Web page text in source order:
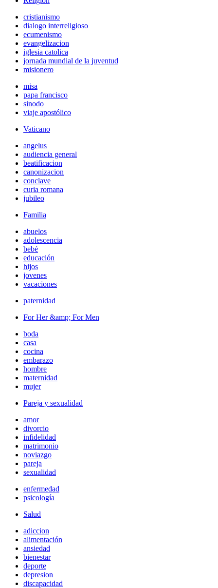
cristianismo
dialogo interreligioso
ecumenismo
evangelizacion
iglesia catolica
jornada mundial de la juventud
misionero
misa
papa francisco
sinodo
viaje apostólico
Vaticano
angelus
audiencia general
beatificacion
canonizacion
conclave
curia romana
jubileo
Familia
abuelos
adolescencia
bebé
educación
hijos
jovenes
vacaciones
paternidad
For Her &amp; For Men
boda
casa
cocina
embarazo
hombre
maternidad
mujer
Pareja y sexualidad
amor
divorcio
infidelidad
matrimonio
noviazgo
pareja
sexualidad
enfermedad
psicología
Salud
adiccion
alimentación
ansiedad
bienestar
deporte
depresion
discapacidad